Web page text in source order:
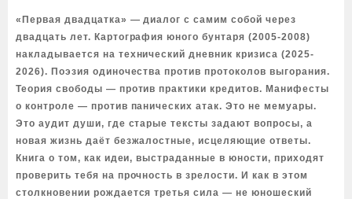
«Первая двадцатка» — диалог с самим собой через
двадцать лет. Картография юного бунтаря (2005-2008)
накладывается на технический дневник кризиса (2025-
2026). Поэзия одиночества против протоколов выгорания.
Теория свободы — против практики кредитов. Манифесты
о контроле — против панических атак. Это не мемуары.
Это аудит души, где старые тексты задают вопросы, а
новая жизнь даёт безжалостные, исцеляющие ответы.
Книга о том, как идеи, выстраданные в юности, приходят
проверить тебя на прочность в зрелости. И как в этом
столкновении рождается третья сила — не юношеский